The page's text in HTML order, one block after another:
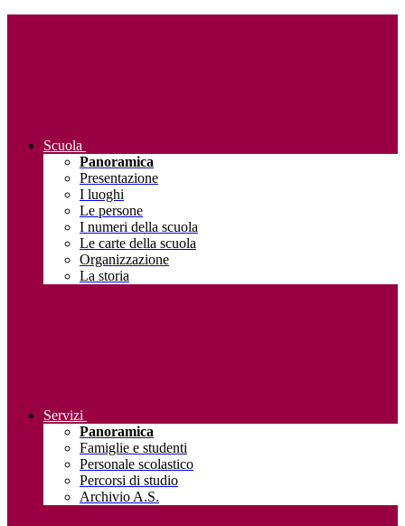
Scuola
Panoramica
Presentazione
I luoghi
Le persone
I numeri della scuola
Le carte della scuola
Organizzazione
La storia
Servizi
Panoramica
Famiglie e studenti
Personale scolastico
Percorsi di studio
Archivio A.S.